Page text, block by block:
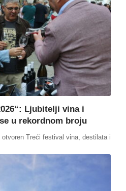
Ljubitelji vina i
u rekordnom broju
Treći festival vina, destilata i